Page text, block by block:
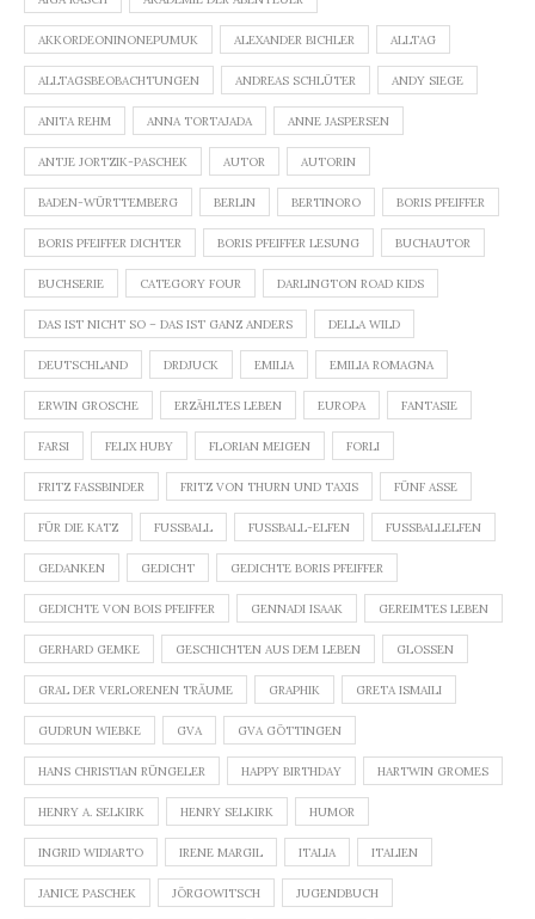
AKKORDEONINONEPUMUK ALEXANDER BICHLER ALLTAG
ALLTAGSBEOBACHTUNGEN ANDREAS SCHLÜTER ANDY SIEGE
ANITA REHM ANNA TORTAJADA ANNE JASPERSEN
ANTJE JORTZIK-PASCHEK AUTOR AUTORIN
BADEN-WÜRTTEMBERG BERLIN BERTINORO BORIS PFEIFFER
BORIS PFEIFFER DICHTER BORIS PFEIFFER LESUNG BUCHAUTOR
BUCHSERIE CATEGORY FOUR DARLINGTON ROAD KIDS
DAS IST NICHT SO – DAS IST GANZ ANDERS DELLA WILD
DEUTSCHLAND DRDJUCK EMILIA EMILIA ROMAGNA
ERWIN GROSCHE ERZÄHLTES LEBEN EUROPA FANTASIE
FARSI FELIX HUBY FLORIAN MEIGEN FORLI
FRITZ FASSBINDER FRITZ VON THURN UND TAXIS FÜNF ASSE
FÜR DIE KATZ FUSSBALL FUSSBALL-ELFEN FUSSBALLELFEN
GEDANKEN GEDICHT GEDICHTE BORIS PFEIFFER
GEDICHTE VON BOIS PFEIFFER GENNADI ISAAK GEREIMTES LEBEN
GERHARD GEMKE GESCHICHTEN AUS DEM LEBEN GLOSSEN
GRAL DER VERLORENEN TRÄUME GRAPHIK GRETA ISMAILI
GUDRUN WIEBKE GVA GVA GÖTTINGEN
HANS CHRISTIAN RÜNGELER HAPPY BIRTHDAY HARTWIN GROMES
HENRY A. SELKIRK HENRY SELKIRK HUMOR
INGRID WIDIARTO IRENE MARGIL ITALIA ITALIEN
JANICE PASCHEK JÖRGOWITSCH JUGENDBUCH